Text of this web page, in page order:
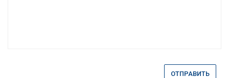
ОТПРАВИТЬ